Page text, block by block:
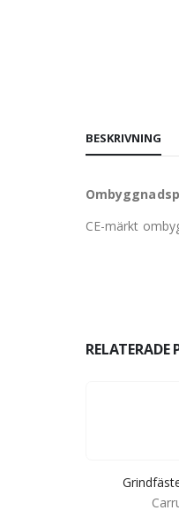
BESKRIVNING
CE-märkt
RELATERADE